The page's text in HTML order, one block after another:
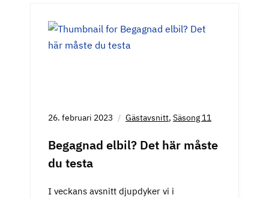
26. februari 2023 Gästavsnitt, Säsong 11
Begagnad elbil? Det här måste
du testa
I veckans avsnitt djupdyker vi i